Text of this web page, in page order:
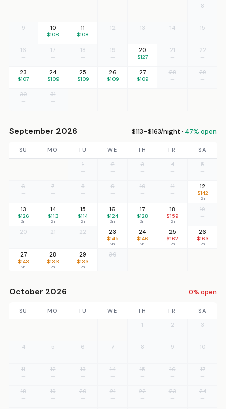
8
—
9
—
10
$108
11
$108
12
—
13
—
14
—
15
—
16
—
17
—
18
—
19
—
20
$127
21
—
22
—
23
$107
24
$109
25
$109
26
$109
27
$109
28
—
29
—
30
—
31
—
September 2026 $113–$163/night · 47% open
SU MO TU WE TH FR
SA
1
—
2
—
3
—
4
—
5
—
6
—
7
—
8
—
9
—
10
—
11
—
12
$142
2n
13
$126
2n
14
$113
2n
15
$114
2n
16
$124
2n
17
$128
2n
18
$159
2n
19
—
20
—
21
—
22
—
23
$145
2n
24
$146
2n
25
$162
2n
26
$163
2n
27
$143
2n
28
$133
2n
29
$133
2n
30
—
October 2026 0% open
SU MO TU WE TH FR
SA
1
—
2
—
3
—
4
—
5
—
6
—
7
—
8
—
9
—
10
—
11
—
12
—
13
—
14
—
15
—
16
—
17
—
18
—
19
—
20
—
21
—
22
—
23
—
24
—